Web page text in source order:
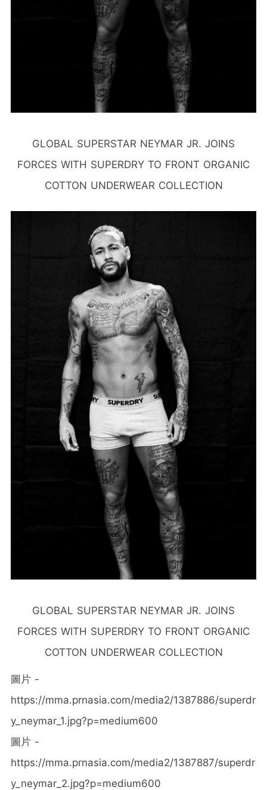
GLOBAL SUPERSTAR NEYMAR JR. JOINS
FORCES WITH SUPERDRY TO FRONT ORGANIC
COTTON UNDERWEAR COLLECTION
GLOBAL SUPERSTAR NEYMAR JR. JOINS
FORCES WITH SUPERDRY TO FRONT ORGANIC
COTTON UNDERWEAR COLLECTION
圖片 -
https://mma.prnasia.com/media2/1387886/superdr
y_neymar_1.jpg?p=medium600
圖片 -
https://mma.prnasia.com/media2/1387887/superdr
y_neymar_2.jpg?p=medium600